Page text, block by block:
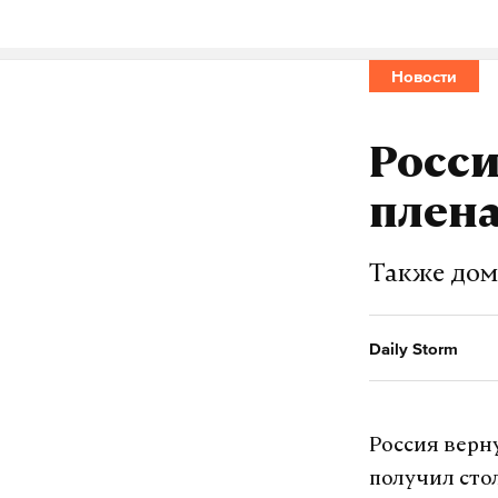
должно
Он добавил,
«шоумены».
учетом
выборов.
Новости
Также
Daily Storm
Россия
получил